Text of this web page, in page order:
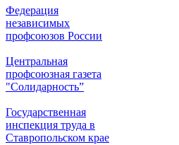
Федерация
независимых
профсоюзов России
Центральная
профсоюзная газета
"Солидарность”
Государственная
инспекция труда в
Ставропольском крае